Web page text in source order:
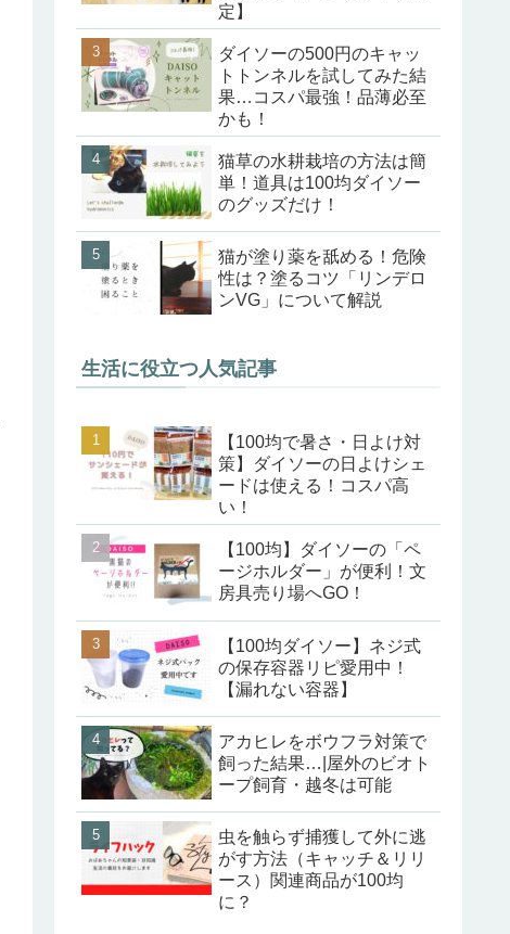
定】
ダイソーの500円のキャッ
トトンネルを試してみた結
果…コスパ最強！品薄必至
かも！
猫草の水耕栽培の方法は簡
単！道具は100均ダイソー
のグッズだけ！
猫が塗り薬を舐める！危険
性は？塗るコツ「リンデロ
ンVG」について解説
生活に役立つ人気記事
【100均で暑さ・日よけ対
策】ダイソーの日よけシェ
ードは使える！コスパ高
い！
【100均】ダイソーの「ペ
ージホルダー」が便利！文
房具売り場へGO！
【100均ダイソー】ネジ式
の保存容器リピ愛用中！
【漏れない容器】
アカヒレをボウフラ対策で
飼った結果…|屋外のビオト
ープ飼育・越冬は可能
虫を触らず捕獲して外に逃
がす方法（キャッチ＆リリ
ース）関連商品が100均
に？